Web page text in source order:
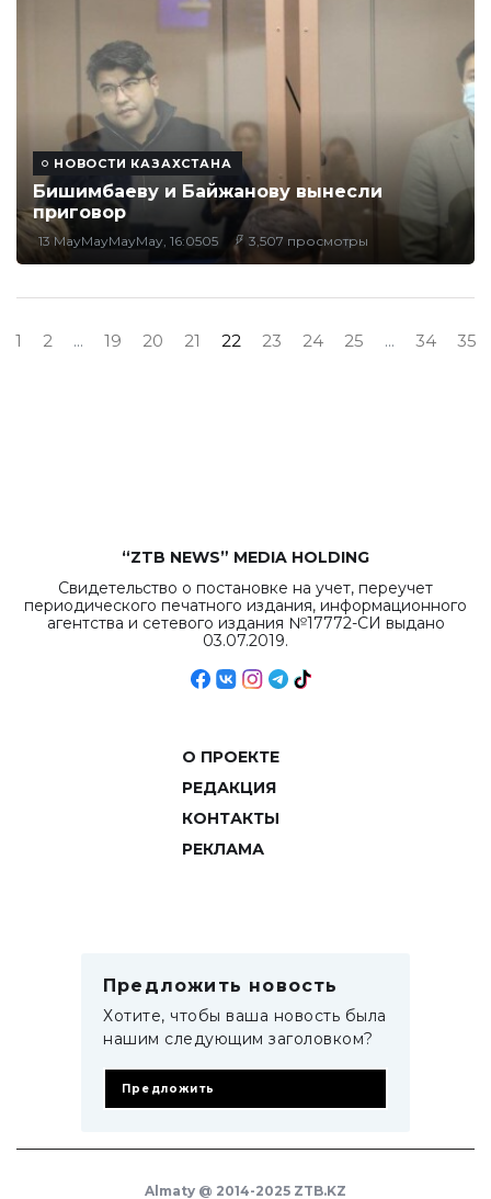
НОВОСТИ КАЗАХСТАНА
Бишимбаеву и Байжанову вынесли
приговор
13 MayMayMayMay, 16:0505 3,507 просмотры
1 2 ... 19 20 21 22 23 24 25 ... 34 35
“ZTB NEWS” MEDIA HOLDING
Свидетельство о постановке на учет, переучет
периодического печатного издания, информационного
агентства и сетевого издания №17772-СИ выдано
03.07.2019.
О ПРОЕКТЕ
РЕДАКЦИЯ
КОНТАКТЫ
РЕКЛАМА
Предложить новость
Хотите, чтобы ваша новость была
нашим следующим заголовком?
Предложить
Almaty @ 2014-2025 ZTB.KZ